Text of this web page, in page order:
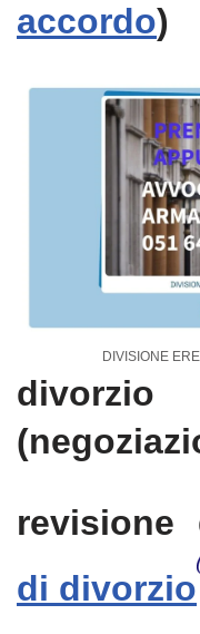
accordo)
DIVISIONE
revisione
di divorzio